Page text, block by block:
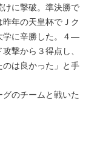
に撃破。準決勝で
年の天皇杯でＪク
学に辛勝した。４―
撃から３得点し、
は良かった」と手
のチームと戦いた